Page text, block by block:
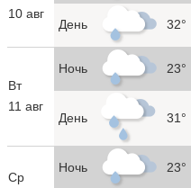
10 авг
День 32°
Вт
11 авг
Ночь 23°
День 31°
Ср
Ночь 23°